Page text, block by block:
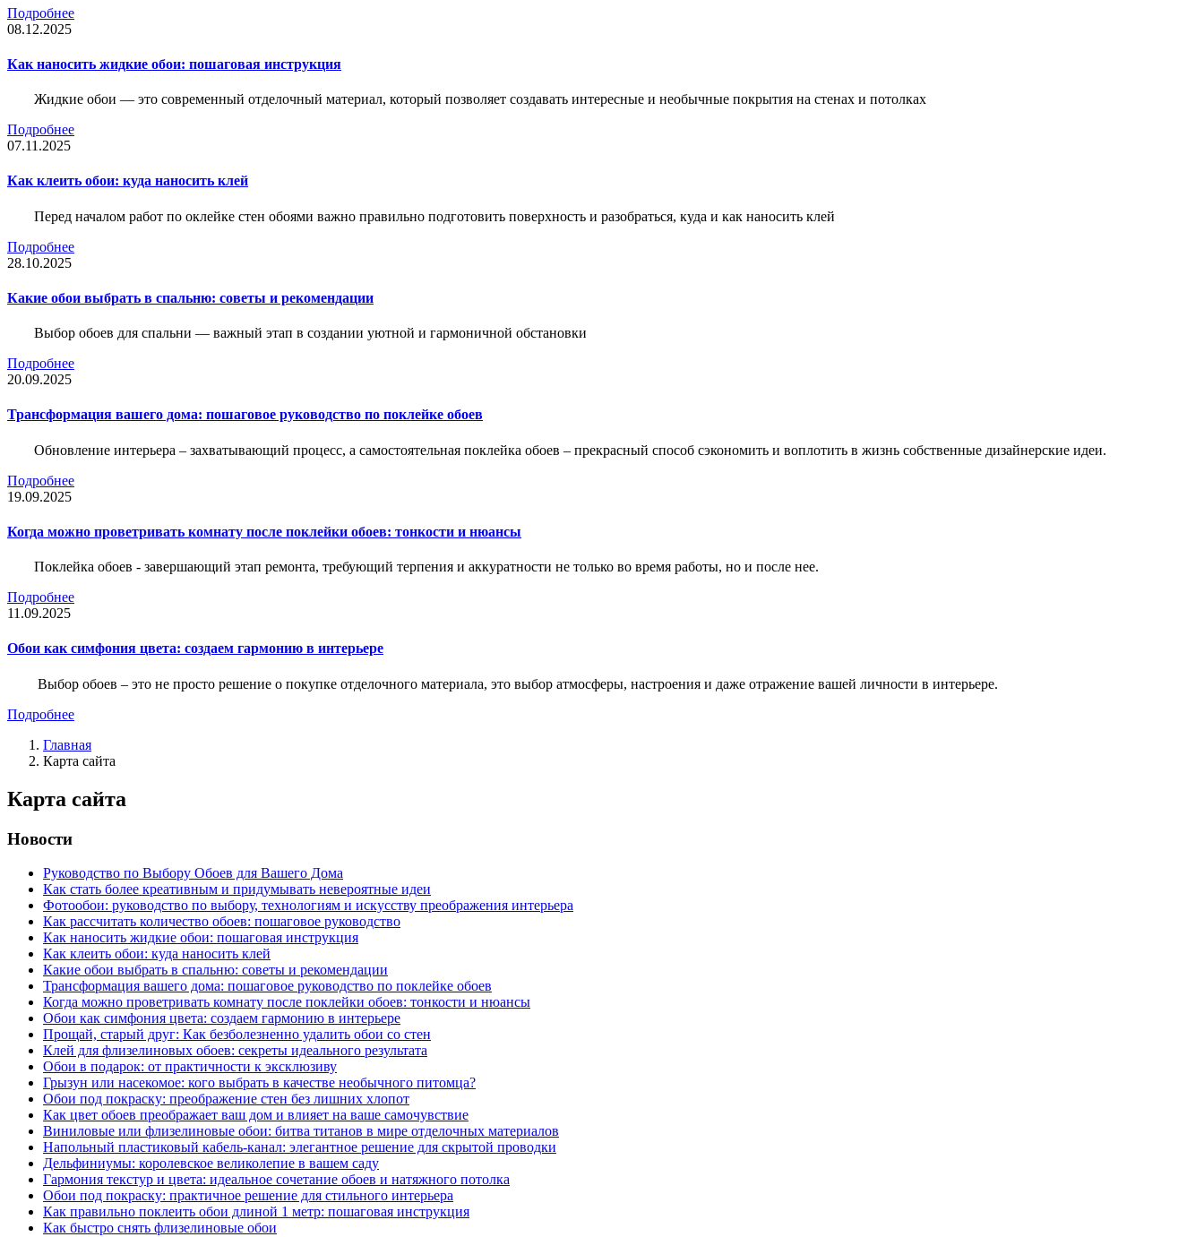
Подробнее
08.12.2025
Как наносить жидкие обои: пошаговая инструкция
Жидкие обои — это современный отделочный материал, который позволяет создавать интересные и необычные покрытия на стенах и потолках
Подробнее
07.11.2025
Как клеить обои: куда наносить клей
Перед началом работ по оклейке стен обоями важно правильно подготовить поверхность и разобраться, куда и как наносить клей
Подробнее
28.10.2025
Какие обои выбрать в спальню: советы и рекомендации
Выбор обоев для спальни — важный этап в создании уютной и гармоничной обстановки
Подробнее
20.09.2025
Трансформация вашего дома: пошаговое руководство по поклейке обоев
Обновление интерьера – захватывающий процесс, а самостоятельная поклейка обоев – прекрасный способ сэкономить и воплотить в жизнь собственные дизайнерские идеи.
Подробнее
19.09.2025
Когда можно проветривать комнату после поклейки обоев: тонкости и нюансы
Поклейка обоев - завершающий этап ремонта, требующий терпения и аккуратности не только во время работы, но и после нее.
Подробнее
11.09.2025
Обои как симфония цвета: создаем гармонию в интерьере
Выбор обоев – это не просто решение о покупке отделочного материала, это выбор атмосферы, настроения и даже отражение вашей личности в интерьере.
Подробнее
Главная
Карта сайта
Карта сайта
Новости
Руководство по Выбору Обоев для Вашего Дома
Как стать более креативным и придумывать невероятные идеи
Фотообои: руководство по выбору, технологиям и искусству преображения интерьера
Как рассчитать количество обоев: пошаговое руководство
Как наносить жидкие обои: пошаговая инструкция
Как клеить обои: куда наносить клей
Какие обои выбрать в спальню: советы и рекомендации
Трансформация вашего дома: пошаговое руководство по поклейке обоев
Когда можно проветривать комнату после поклейки обоев: тонкости и нюансы
Обои как симфония цвета: создаем гармонию в интерьере
Прощай, старый друг: Как безболезненно удалить обои со стен
Клей для флизелиновых обоев: секреты идеального результата
Обои в подарок: от практичности к эксклюзиву
Грызун или насекомое: кого выбрать в качестве необычного питомца?
Обои под покраску: преображение стен без лишних хлопот
Как цвет обоев преображает ваш дом и влияет на ваше самочувствие
Виниловые или флизелиновые обои: битва титанов в мире отделочных материалов
Напольный пластиковый кабель-канал: элегантное решение для скрытой проводки
Дельфиниумы: королевское великолепие в вашем саду
Гармония текстур и цвета: идеальное сочетание обоев и натяжного потолка
Обои под покраску: практичное решение для стильного интерьера
Как правильно поклеить обои длиной 1 метр: пошаговая инструкция
Как быстро снять флизелиновые обои